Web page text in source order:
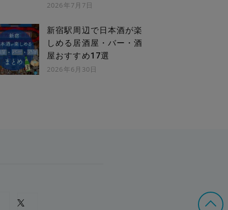
2026年7月7日
新宿駅周辺で日本酒が楽
しめる居酒屋・バー・酒
屋おすすめ17選
2026年6月30日